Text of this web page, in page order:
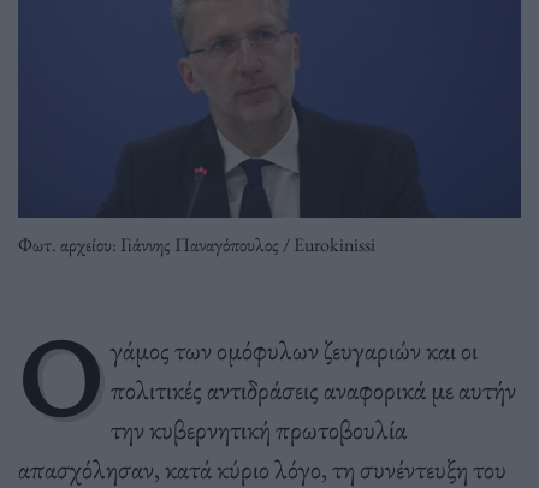
Φωτ. αρχείου: Γιάννης Παναγόπουλος / Eurokinissi
Ο γάμος των ομόφυλων ζευγαριών και οι
πολιτικές αντιδράσεις αναφορικά με αυτήν
την κυβερνητική πρωτοβουλία
απασχόλησαν, κατά κύριο λόγο, τη συνέντευξη του